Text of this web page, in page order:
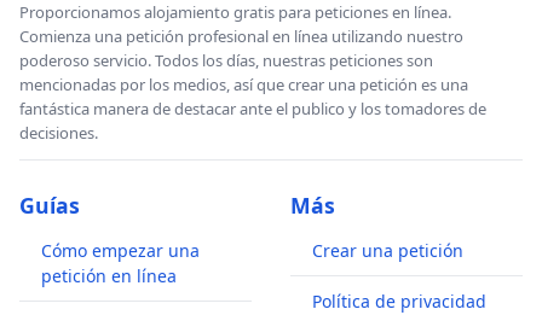
Proporcionamos alojamiento gratis para peticiones en línea.
Comienza una petición profesional en línea utilizando nuestro
poderoso servicio. Todos los días, nuestras peticiones son
mencionadas por los medios, así que crear una petición es una
fantástica manera de destacar ante el publico y los tomadores de
decisiones.
Guías
Cómo empezar una
petición en línea
Más
Crear una petición
Política de privacidad